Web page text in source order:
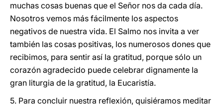
muchas cosas buenas que el Señor nos da cada día.
Nosotros vemos más fácilmente los aspectos
negativos de nuestra vida. El Salmo nos invita a ver
también las cosas positivas, los numerosos dones que
recibimos, para sentir así la gratitud, porque sólo un
corazón agradecido puede celebrar dignamente la
gran liturgia de la gratitud, la Eucaristía.
5. Para concluir nuestra reflexión, quisiéramos meditar